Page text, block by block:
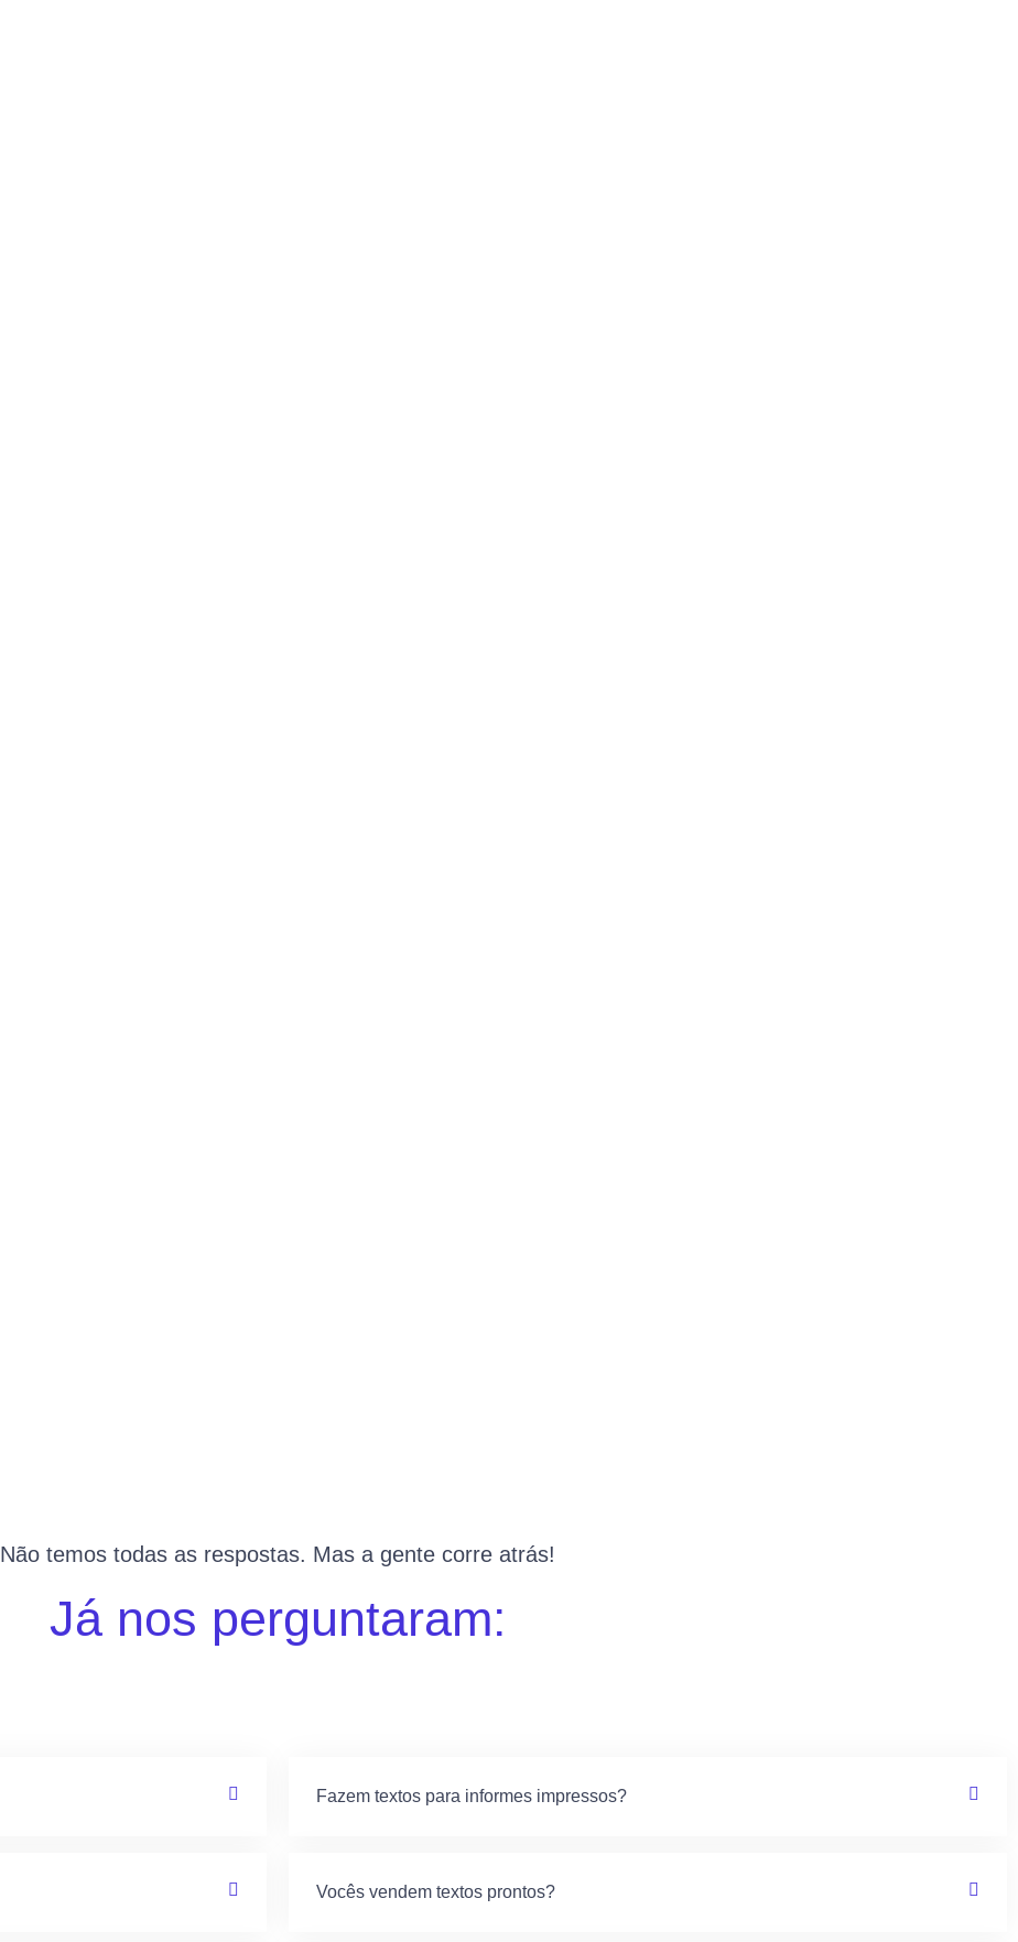
Não temos todas as respostas. Mas a gente corre atrás!
Já nos perguntaram:
Fazem textos para informes impressos?
Vocês vendem textos prontos?